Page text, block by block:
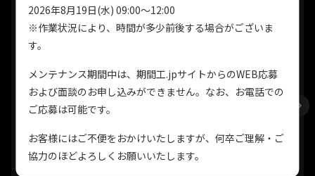
仕事内容
自動車製造における部品加工（鋳造、機械
加工、熱処理、プレス）、組立（エンジ
勤務時間
[1] 昼勤／8：15～17：00 （休憩時間／
12:00～12:45、10:00～10:10、14:50～
15:00） [2] 夜勤／20：15～5：39 （休憩
2:45、4:00～4:24）
勤務地 広島県安芸郡府中町
2026年8月19日(水) 09:00～12:00
※作業状況により、時間が多少前後する場合がございま
す。
メンテナンス期間中は、期間工.jpサイトからのWEB応募
および面談のお申し込みができません。なお、お電話での
ご応募は可能です。
お客様にはご不便をおかけいたしますが、何卒ご理解・ご
協力のほどよろしくお願いいたします。